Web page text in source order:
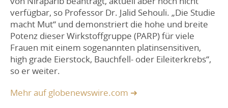
verfügbar, so Professor Dr. Jalid Sehouli. „Die Studie
macht Mut“ und demonstriert die hohe und breite
Potenz dieser Wirkstoffgruppe (PARP) für viele
Frauen mit einem sogenannten platinsensitiven,
high grade Eierstock, Bauchfell- oder Eileiterkrebs“,
so er weiter.
Mehr auf globenewswire.com ➜